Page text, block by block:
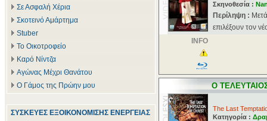
Σε Ασφαλή Χέρια
Σκοτεινό Αμάρτημα
Stuber
Το Οικοτροφείο
Καρό Νίντζα
Αγώνας Μέχρι Θανάτου
Ο Γάμος της Πρώην μου
ΣΥΣΚΕΥΕΣ ΕΞΟΙΚΟΝΟΜΙΣΗΣ ΕΝΕΡΓΕΙΑΣ
Σκηνοθεσία :
Περίληψη :
επιλέξουν τον
INFO
Ο
The Last
Κατηγορία :